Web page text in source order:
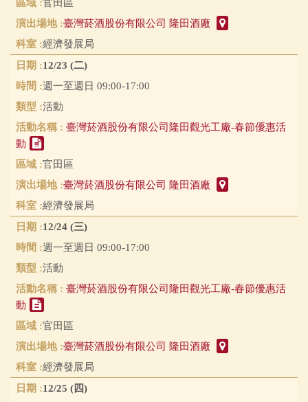
官田區
臺灣菸酒股份有限公司 隆田酒廠
經濟發展局
12/23 (二)
週一至週日 09:00-17:00
活動
臺灣菸酒股份有限公司隆田觀光工廠-春節優惠活
動
官田區
臺灣菸酒股份有限公司 隆田酒廠
經濟發展局
12/24 (三)
週一至週日 09:00-17:00
活動
臺灣菸酒股份有限公司隆田觀光工廠-春節優惠活
動
官田區
臺灣菸酒股份有限公司 隆田酒廠
經濟發展局
12/25 (四)